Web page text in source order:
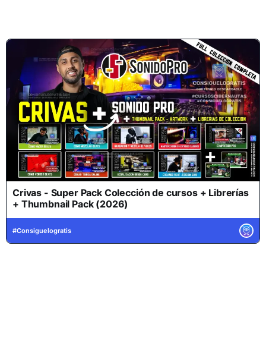
Crivas - Super Pack Colección de cursos + Librerías
+ Thumbnail Pack (2026)